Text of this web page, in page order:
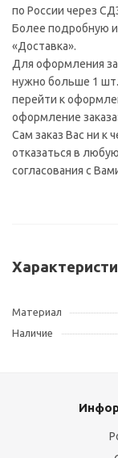
по России через
Более подробную
«Доставка».
Для оформления
нужно больше 1
перейти к
оформление
Сам заказ Вас ни к
отказаться в
согласования с
Материал
Наличие